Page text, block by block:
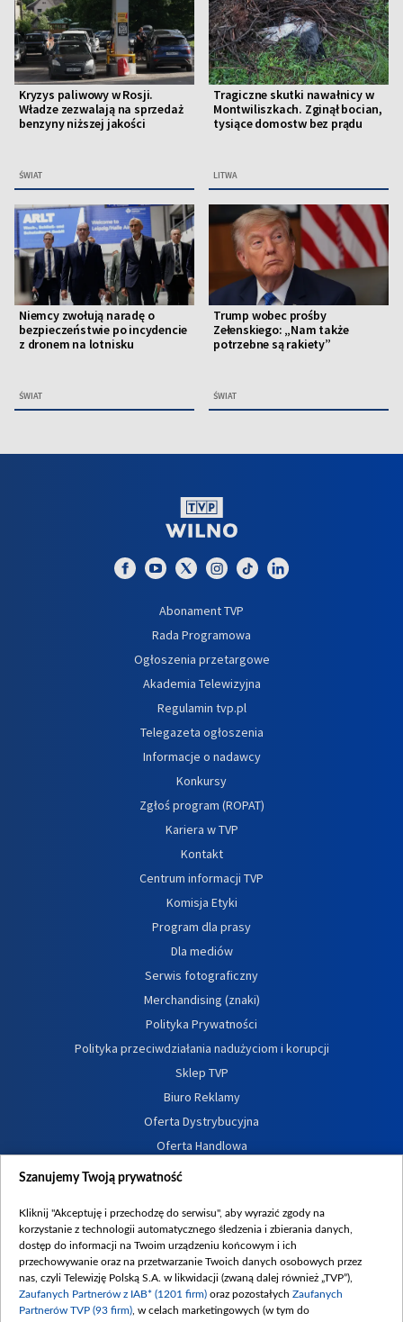
Kryzys paliwowy w Rosji.
Władze zezwalają na sprzedaż
benzyny niższej jakości
ŚWIAT
Tragiczne skutki nawałnicy w
Montwiliszkach. Zginął bocian,
tysiące domostw bez prądu
LITWA
Niemcy zwołują naradę o
bezpieczeństwie po incydencie
z dronem na lotnisku
ŚWIAT
Trump wobec prośby
Zełenskiego: „Nam także
potrzebne są rakiety”
ŚWIAT
Abonament TVP
Rada Programowa
Ogłoszenia przetargowe
Akademia Telewizyjna
Regulamin tvp.pl
Telegazeta ogłoszenia
Informacje o nadawcy
Konkursy
Zgłoś program (ROPAT)
Kariera w TVP
Kontakt
Centrum informacji TVP
Komisja Etyki
Program dla prasy
Dla mediów
Serwis fotograficzny
Merchandising (znaki)
Polityka Prywatności
Polityka przeciwdziałania nadużyciom i korupcji
Sklep TVP
Biuro Reklamy
Oferta Dystrybucyjna
Oferta Handlowa
Dostępność
Procedura zgłoszeń wewnętrznych
Szanujemy Twoją prywatność
Kliknij "Akceptuję i przechodzę do serwisu", aby wyrazić zgody na
korzystanie z technologii automatycznego śledzenia i zbierania danych,
dostęp do informacji na Twoim urządzeniu końcowym i ich
przechowywanie oraz na przetwarzanie Twoich danych osobowych przez
nas, czyli Telewizję Polską S.A. w likwidacji (zwaną dalej również „TVP”),
Zaufanych Partnerów z IAB* (1201 firm) oraz pozostałych Zaufanych
Partnerów TVP (93 firm) , w celach marketingowych (w tym do